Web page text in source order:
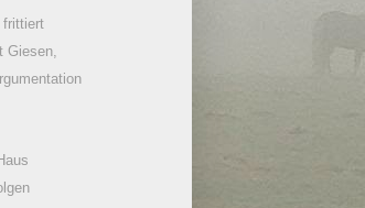
frittiert
Giesen,